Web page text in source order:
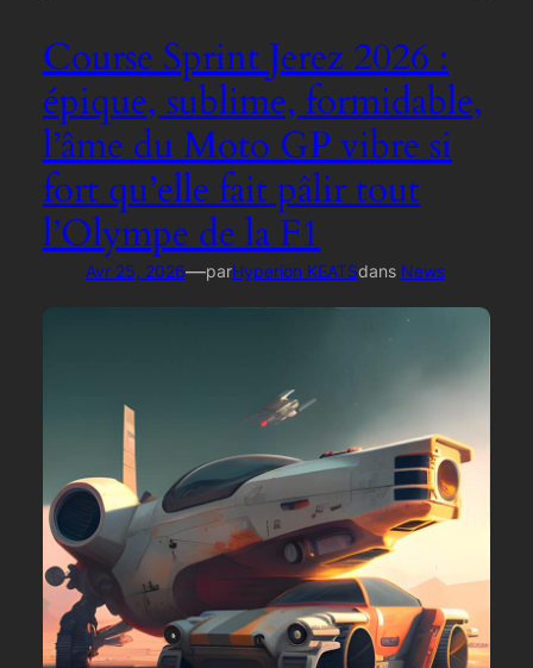
Course Sprint Jerez 2026 :
épique, sublime, formidable,
l’âme du Moto GP vibre si
fort qu’elle fait pâlir tout
l’Olympe de la F1
Avr 25, 2026—parHyperion KEATSdans News